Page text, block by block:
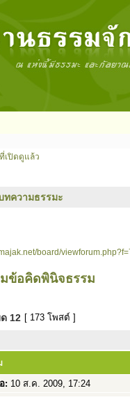
เปิดดูแล้ว
ทความธรรมะ
board/
มข้อคิดพินิจธรรม
12 [ 173 โพสต์ ]
: 10 ส.ค. 2009, 17:24